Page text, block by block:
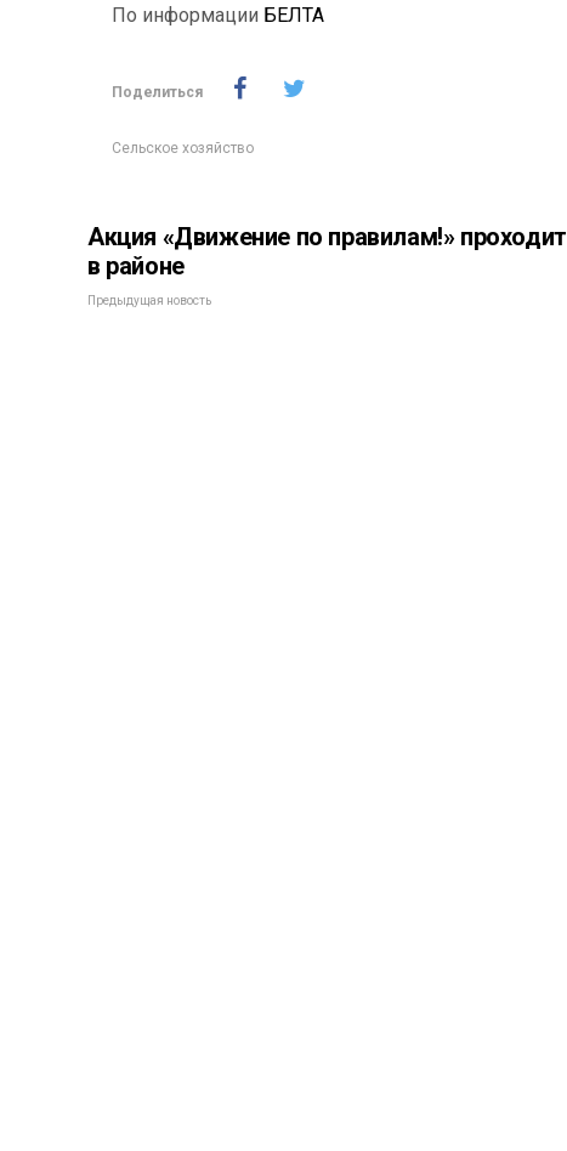
По информации БЕЛТА
Поделиться
Сельское хозяйство
Акция «Движение по правилам!» проходит
в районе
Предыдущая новость